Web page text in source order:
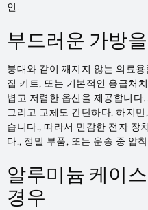
인.
부드러운 가방
붕대와 같이 깨지지 않는 의료
집 키트, 또는 기본적인 응급처
볍고 저렴한 옵션을 제공합니다
그리고 교체도 간단하다. 하지
습니다., 따라서 민감한 전자 장
다., 정밀 부품, 또는 운송 중 압
알루미늄 케이
경우